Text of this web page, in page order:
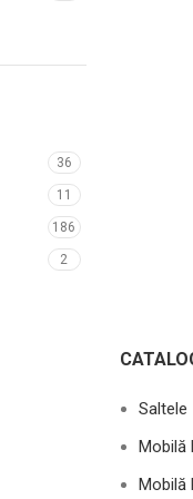
36
11
186
2
Saltele
Mobilă
Mobilă